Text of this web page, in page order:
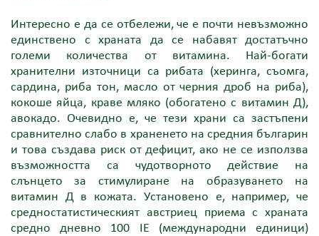
Интересно е да се отбележи, че е почти невъзможно
единствено с храната да се набавят достатъчно
големи количества от витамина. Най-богати
хранителни източници са рибата (херинга, съомга,
сардина, риба тон, масло от черния дроб на риба),
кокоше яйца, краве мляко (обогатено с витамин Д),
авокадо. Очевидно е, че тези храни са застъпени
сравнително слабо в храненето на средния българин
и това създава риск от дефицит, ако не се използва
възможността са чудотворното действие на
слънцето за стимулиране на образуването на
витамин Д в кожата. Установено е, например, че
средностатистическият австриец приема с храната
средно дневно 100 IE (международни единици)